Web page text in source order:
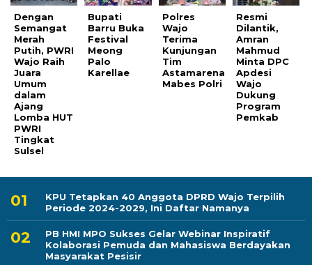
Dengan
Semangat
Merah
Putih, PWRI
Wajo Raih
Juara
Umum
dalam
Ajang
Lomba HUT
PWRI
Tingkat
Sulsel
Bupati
Barru Buka
Festival
Meong
Palo
Karellae
Polres
Wajo
Terima
Kunjungan
Tim
Astamarena
Mabes Polri
Resmi
Dilantik,
Amran
Mahmud
Minta DPC
Apdesi
Wajo
Dukung
Program
Pemkab
KPU Tetapkan 40 Anggota DPRD Wajo Terpilih
Periode 2024-2029, Ini Daftar Namanya
PB HMI MPO Sukses Gelar Webinar Inspiratif
Kolaborasi Pemuda dan Mahasiswa Berdayakan
Masyarakat Pesisir